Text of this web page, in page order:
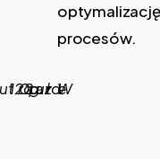
procesów.